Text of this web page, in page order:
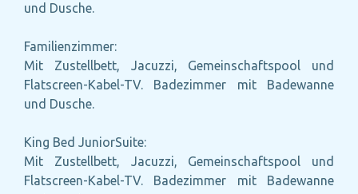
und Dusche.
Familienzimmer:
Mit Zustellbett, Jacuzzi, Gemeinschaftspool und
Flatscreen-Kabel-TV. Badezimmer mit Badewanne
und Dusche.
King Bed JuniorSuite:
Mit Zustellbett, Jacuzzi, Gemeinschaftspool und
Flatscreen-Kabel-TV. Badezimmer mit Badewanne